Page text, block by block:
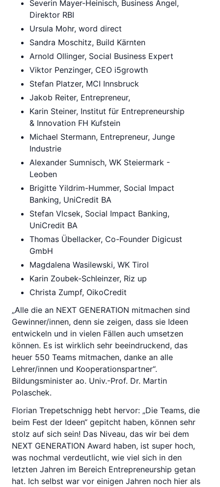
Severin Mayer-Heinisch, Business Angel,
Direktor RBI
Ursula Mohr, word direct
Sandra Moschitz, Build Kärnten
Arnold Ollinger, Social Business Expert
Viktor Penzinger, CEO i5growth
Stefan Platzer, MCI Innsbruck
Jakob Reiter, Entrepreneur,
Karin Steiner, Institut für Entrepreneurship
& Innovation FH Kufstein
Michael Stermann, Entrepreneur, Junge
Industrie
Alexander Sumnisch, WK Steiermark -
Leoben
Brigitte Yildrim-Hummer, Social Impact
Banking, UniCredit BA
Stefan Vlcsek, Social Impact Banking,
UniCredit BA
Thomas Übellacker, Co-Founder Digicust
GmbH
Magdalena Wasilewski, WK Tirol
Karin Zoubek-Schleinzer, Riz up
Christa Zumpf, OikoCredit
„Alle die an NEXT GENERATION mitmachen sind
Gewinner/innen, denn sie zeigen, dass sie Ideen
entwickeln und in vielen Fällen auch umsetzen
können. Es ist wirklich sehr beeindruckend, das
heuer 550 Teams mitmachen, danke an alle
Lehrer/innen und Kooperationspartner“.
Bildungsminister ao. Univ.-Prof. Dr. Martin
Polaschek.
Florian Trepetschnigg hebt hervor: „Die Teams, die
beim Fest der Ideen“ gepitcht haben, können sehr
stolz auf sich sein! Das Niveau, das wir bei dem
NEXT GENERATION Award haben, ist super hoch,
was nochmal verdeutlicht, wie viel sich in den
letzten Jahren im Bereich Entrepreneurship getan
hat. Ich selbst war vor einigen Jahren noch hier als